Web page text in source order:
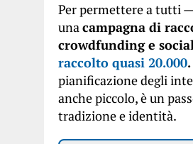
Per permettere a tutti
unacampagna di
crowdfunding e
raccolto quasi 20.000.
pianificazione degli
anche piccolo, è un
tradizione e identità.